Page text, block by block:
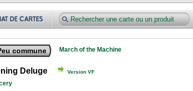
commune March of the Machine
Deluge Version VF